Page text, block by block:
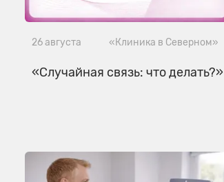
26 августа «Клиника в Северном»
«Случайная связь: что делать?»